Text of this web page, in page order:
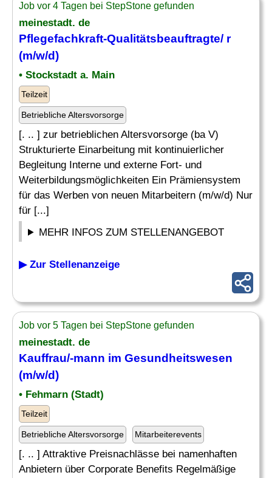
Job vor 4 Tagen bei StepStone gefunden
meinestadt. de
Pflegefachkraft-Qualitätsbeauftragte/ r
(m/w/d)
• Stockstadt a. Main
Teilzeit
Betriebliche Altersvorsorge
[. .. ] zur betrieblichen Altersvorsorge (ba V)
Strukturierte Einarbeitung mit kontinuierlicher
Begleitung Interne und externe Fort- und
Weiterbildungsmöglichkeiten Ein Prämiensystem
für das Werben von neuen Mitarbeitern (m/w/d) Nur
für [...]
MEHR INFOS ZUM STELLENANGEBOT
▶ Zur Stellenanzeige
Job vor 5 Tagen bei StepStone gefunden
meinestadt. de
Kauffrau/-mann im Gesundheitswesen
(m/w/d)
• Fehmarn (Stadt)
Teilzeit
Betriebliche Altersvorsorge Mitarbeiterevents
[. .. ] Attraktive Preisnachlässe bei namenhaften
Anbietern über Corporate Benefits Regelmäßige